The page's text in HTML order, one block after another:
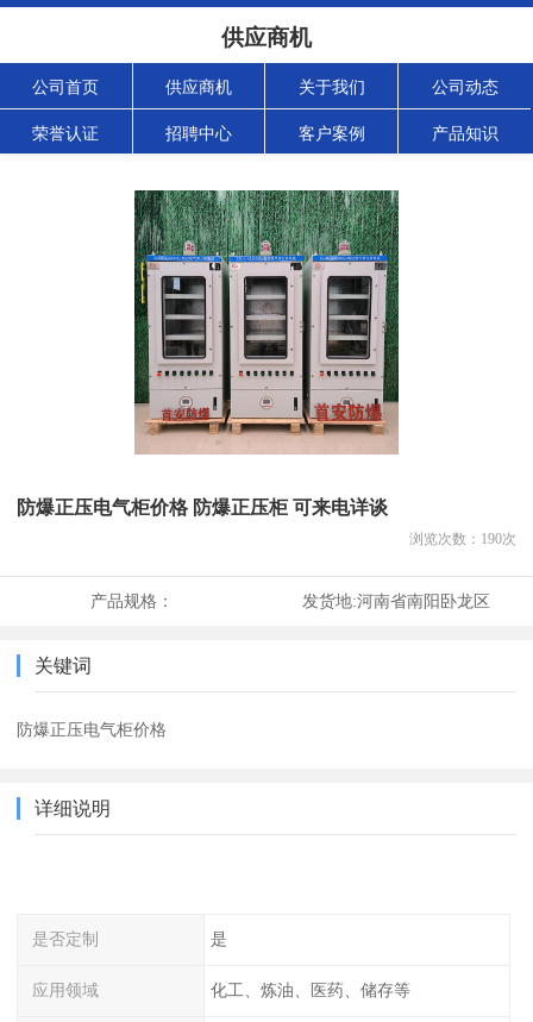
供应商机
公司首页 供应商机 关于我们 公司动态
荣誉认证 招聘中心 客户案例 产品知识
防爆正压电气柜价格 防爆正压柜 可来电详谈
浏览次数： 190次
产品规格： 发货地:河南省南阳卧龙区
关键词
防爆正压电气柜价格
详细说明
是否定制 是
应用领域 化工、炼油、医药、储存等